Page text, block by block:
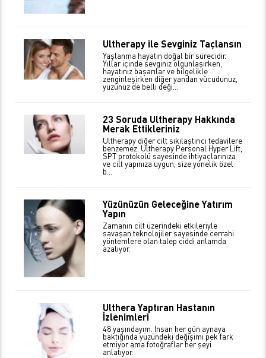
Ultherapy ile Sevginiz Taçlansın
Yaşlanma hayatın doğal bir sürecidir.
Yıllar içinde sevginiz olgunlaşırken,
hayatınız başarılar ve bilgelikle
zenginleşirken diğer yandan vücudunuz,
yüzünüz de belli deği...
23 Soruda Ultherapy Hakkında
Merak Ettikleriniz
Ultherapy diğer cilt sıkılaştırıcı tedavilere
benzemez. Ultherapy Personal Hyper Lift,
SPT protokolü sayesinde ihtiyaçlarınıza
ve cilt yapınıza uygun, size yönelik özel
b...
Yüzünüzün Geleceğine Yatırım
Yapın
Zamanın cilt üzerindeki etkileriyle
savaşan teknolojiler sayesinde cerrahi
yöntemlere olan talep ciddi anlamda
azalıyor.
Ulthera Yaptıran Hastanın
İzlenimleri
48 yaşındayım. İnsan her gün aynaya
baktığında yüzündeki değişimi pek fark
etmiyor ama fotoğraflar her şeyi
anlatıyor.